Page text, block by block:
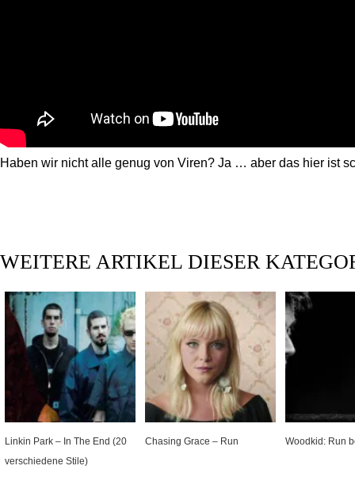
Haben wir nicht alle genug von Viren? Ja … aber das hier ist
WEITERE ARTIKEL DIESER
Linkin Park – In The End (20
verschiedene Stile)
Chasing Grace – Run Woodkid: Run